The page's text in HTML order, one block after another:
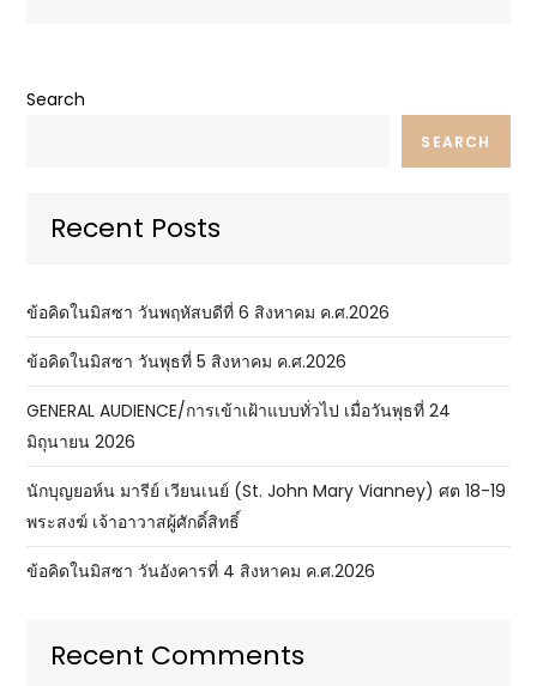
Search
SEARCH
Recent Posts
ข้อคิดในมิสซา วันพฤหัสบดีที่ 6 สิงหาคม ค.ศ.2026
ข้อคิดในมิสซา วันพุธที่ 5 สิงหาคม ค.ศ.2026
GENERAL AUDIENCE/การเข้าเฝ้าแบบทั่วไป เมื่อวันพุธที่ 24
มิถุนายน 2026
นักบุญยอห์น มารีย์ เวียนเนย์ (St. John Mary Vianney) ศต 18-19
พระสงฆ์ เจ้าอาวาสผู้ศักดิ์สิทธิ์
ข้อคิดในมิสซา วันอังคารที่ 4 สิงหาคม ค.ศ.2026
Recent Comments